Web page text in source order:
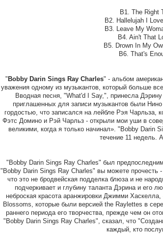
B1. The Right
B2. Hallelujah I
B3. Leave My
B4. Ain't That
B5. Drown In My
B6. That's
" Bobby Darin Sings Ray Charles" - альбом
уважения одному из музыкантов, который больше
Вводная песня, "What'd I Say,", принесла
приглашенных для записи музыкантов были
гордостью, что записался на лейбле Рэя Чарльза,
Фэтс Домино и Рэй Чарльз - открыли мои уши в
великими, когда я только начинал». "Bobby Darin
течение 11 недель.
"Bobby Darin Sings Ray Charles" был
"Bobby Darin Sings Ray Charles" вы можете
что это не бродвейская подделка блюза и не
подчеркивает и глубину таланта Дэрина и его
неброская красота аранжировки Джимми
Blossoms, которые были версией the Raylettes в
раннего периода его творчества, прежде чем он
"Bobby Darin Sings Ray Charles", сказал, что
каждый, кто